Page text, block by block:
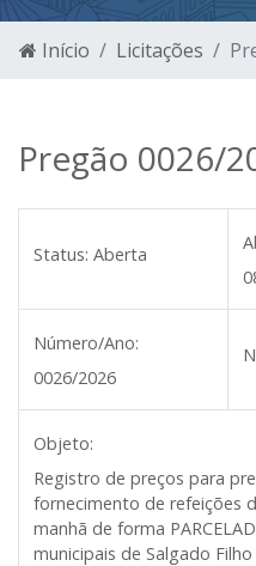
Início Licitações
Pregão 0026/
Status: Aberta
Número/Ano:
0026/2026
Objeto:
Registro de preços para
fornecimento de refeições
manhã de forma
municipais de Salgado